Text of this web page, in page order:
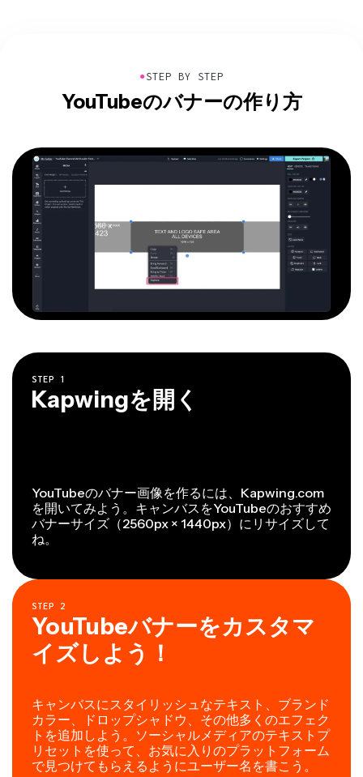
●STEP BY STEP
YouTubeのバナーの作り方
STEP 1
Kapwingを開く
YouTubeのバナー画像を作るには、Kapwing.com
を開いてみよう。キャンバスをYouTubeのおすすめ
バナーサイズ（2560px × 1440px）にリサイズして
ね。
STEP 2
YouTubeバナーをカスタマ
イズしよう！
キャンバスにスタイリッシュなテキスト、ブランド
カラー、ドロップシャドウ、その他多くのエフェク
トを追加しよう。ソーシャルメディアのテキストプ
リセットを使って、お気に入りのプラットフォーム
で見つけてもらえるようにユーザー名を書こう。